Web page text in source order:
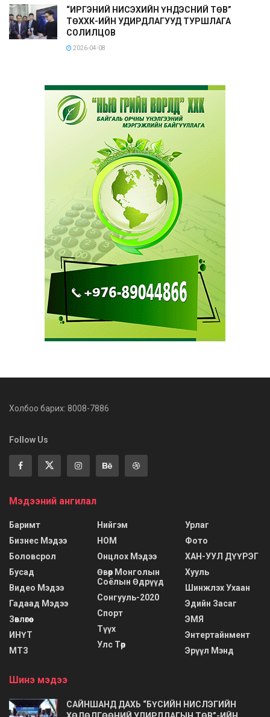
“ИРГЭНИЙ НИСЭХИЙН ҮНДЭСНИЙ ТӨВ”
ТӨХХК-ИЙН УДИРДЛАГУУД ТУРШЛАГА
СОЛИЛЦОВ
2026-04-08
Холбоо барих: 8008-7886
Follow Us
Мэдээний ангилал
Баримт
Бизнес Мэдээ
Боловсрол
Бусад
Видео Мэдээ
Гадаад Мэдээ
Зөвлөгөө
ИНҮТ
МТЗ
Нийгэм
НОМ
Онцлох Мэдээ
Өвөр Монголын
Соёлын Өдрүүд
Сонгууль-2020
Спорт
Түүх
Улс Төр
Урлаг
Фото
ХАН-УУЛ ДҮҮРЭГ
Хууль
Шинжлэх Ухаан
Эдийн Засаг
ЭМЯ
Энтертайнмент
Эрүүл Мэнд
Шинэ мэдээ
САЙНШАНД ДАХЬ “БҮСИЙН НИСЛЭГИЙН